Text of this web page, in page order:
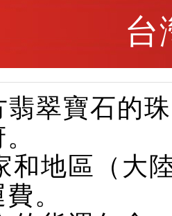
台
翡翠寶石的
和地區（大
。